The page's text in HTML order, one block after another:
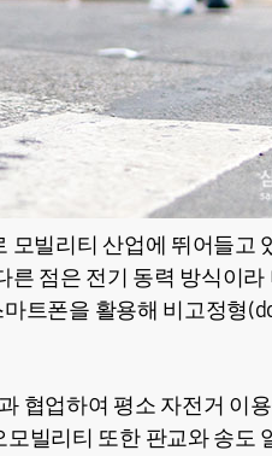
빌리티 산업에 뛰어들고
점은 전기 동력 방식이라
트폰을 활용해 비고정형
협업하여 평소 자전거 이
빌리티 또한 판교와 송도